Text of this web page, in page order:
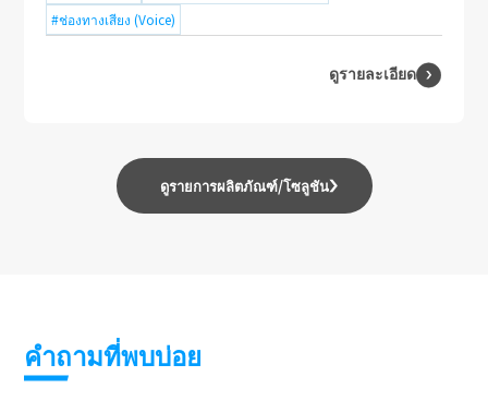
#ช่องทางเสียง (Voice)
ดูรายละเอียด
ดูรายการผลิตภัณฑ์/โซลูชัน
คำถามที่พบบ่อย